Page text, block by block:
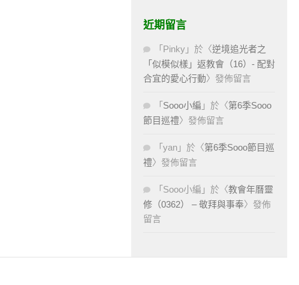
近期留言
「 Pinky 」於〈逆境追光者之
「似模似樣」返教會（16）- 配對
合宜的愛心行動〉發佈留言
「 Sooo小編 」於〈第6季Sooo
節目巡禮〉發佈留言
「 yan 」於〈第6季Sooo節目巡
禮〉發佈留言
「 Sooo小編 」於〈教會年曆靈
修（0362） – 敬拜與事奉〉發佈
留言